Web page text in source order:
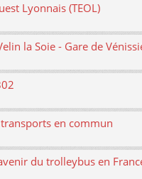
Lyonnais (TEOL)
la Soie - Gare de
en commun
du trolleybus en